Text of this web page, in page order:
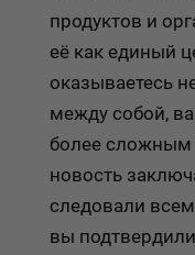
продуктов и
её как единый
оказываетесь
между собой,
более
новость
следовали
вы